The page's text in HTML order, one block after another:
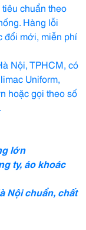
chuẩn theo
Hàng lỗi
đổi mới, miễn phí
Nội, TPHCM, có
Uniform,
hoặc gọi theo số
lớn
ty, áo khoác
Nội chuẩn, chất